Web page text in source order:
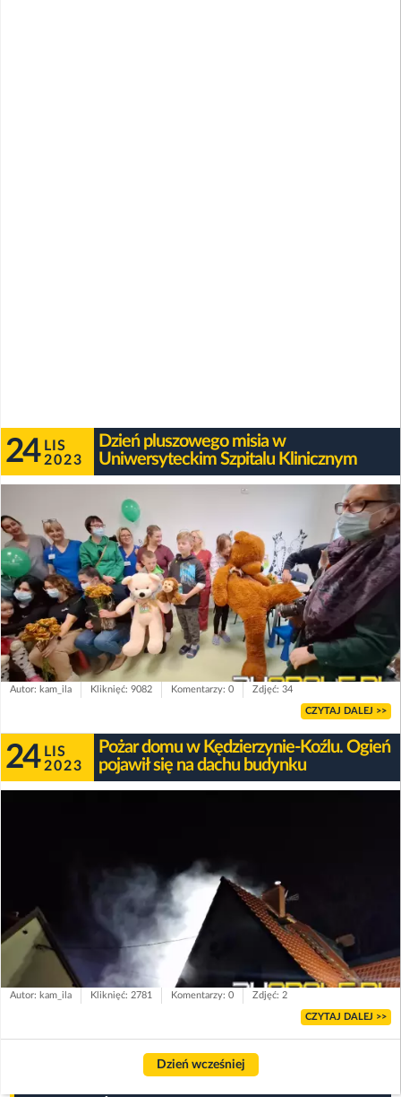
24 LIS
2023
Dzień pluszowego misia w
Uniwersyteckim Szpitalu Klinicznym
Autor: kam_ila Kliknięć: 9082 Komentarzy: 0 Zdjęć: 34
CZYTAJ DALEJ >>
24 LIS
2023
Pożar domu w Kędzierzynie-Koźlu. Ogień
pojawił się na dachu budynku
Autor: kam_ila Kliknięć: 2781 Komentarzy: 0 Zdjęć: 2
CZYTAJ DALEJ >>
Dzień wcześniej